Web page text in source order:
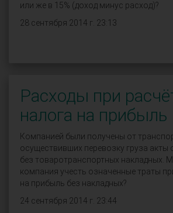
или же в 15% (доход минус расход)?
28 сентября 2014 г. 23:13
Расходы при
налога на прибыль
Компанией были получены от
осуществивших перевозку груза акты
без товаротранспортных накладных.
компания учесть означенные траты
на прибыль без накладных?
24 сентября 2014 г. 23:44